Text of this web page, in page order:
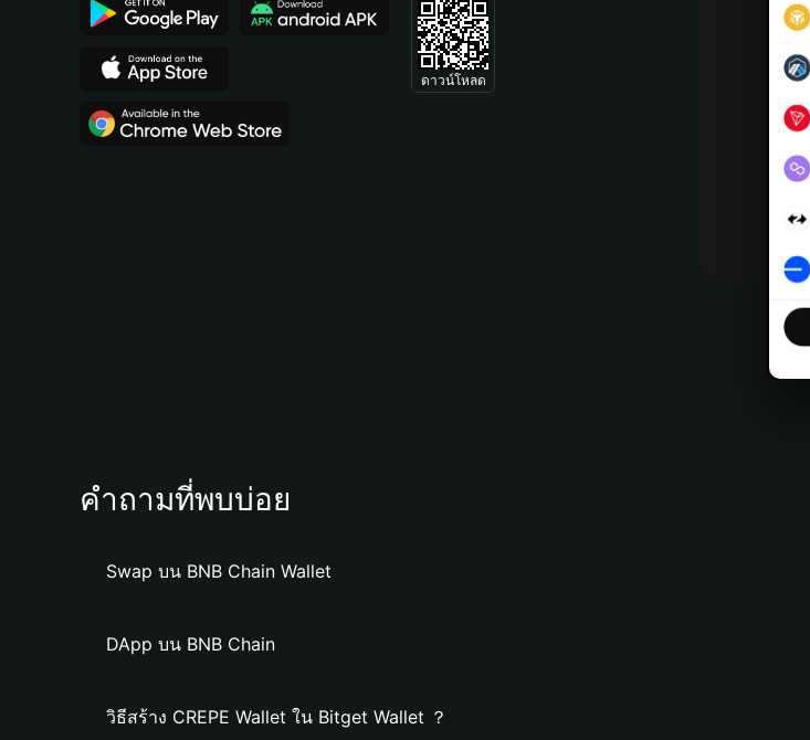
Português (Brasil)
ดาวน์โหลด
คำถามที่พบบ่อย
Swap บน BNB Chain Wallet
DApp บน BNB Chain
วิธีสร้าง CREPE Wallet ใน Bitget Wallet ？